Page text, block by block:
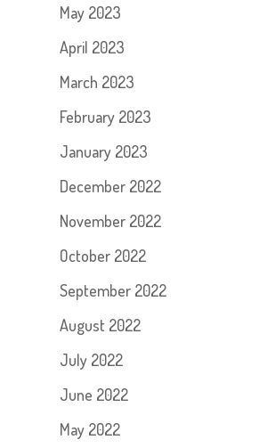
May 2023
April 2023
March 2023
February 2023
January 2023
December 2022
November 2022
October 2022
September 2022
August 2022
July 2022
June 2022
May 2022